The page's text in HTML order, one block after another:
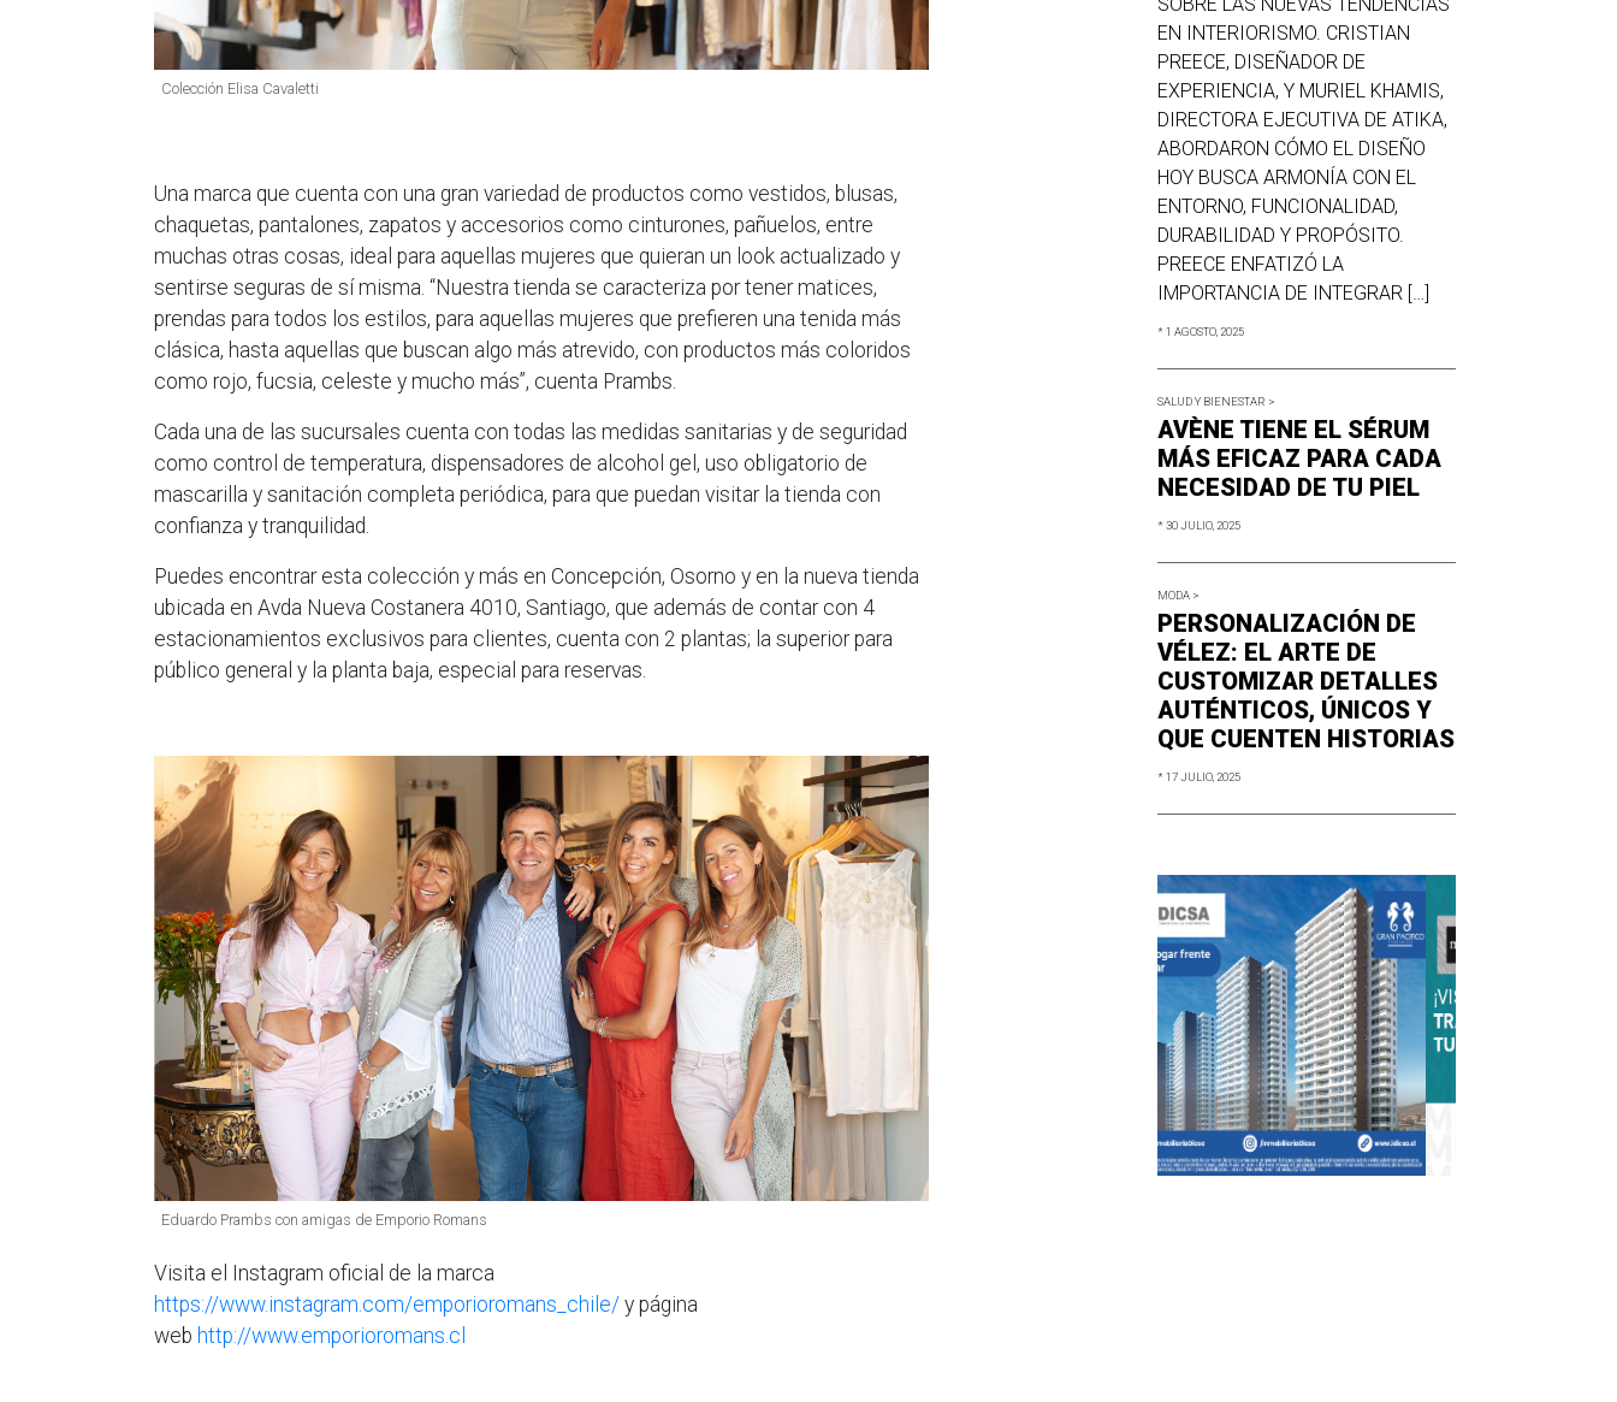
Colección Elisa Cavaletti
Una marca que cuenta con una gran variedad de productos como vestidos, blusas,
chaquetas, pantalones, zapatos y accesorios como cinturones, pañuelos, entre
muchas otras cosas, ideal para aquellas mujeres que quieran un look actualizado y
sentirse seguras de sí misma. “Nuestra tienda se caracteriza por tener matices,
prendas para todos los estilos, para aquellas mujeres que prefieren una tenida más
clásica, hasta aquellas que buscan algo más atrevido, con productos más coloridos
como rojo, fucsia, celeste y mucho más”, cuenta Prambs.
Cada una de las sucursales cuenta con todas las medidas sanitarias y de seguridad
como control de temperatura, dispensadores de alcohol gel, uso obligatorio de
mascarilla y sanitación completa periódica, para que puedan visitar la tienda con
confianza y tranquilidad.
Puedes encontrar esta colección y más en Concepción, Osorno y en la nueva tienda
ubicada en Avda Nueva Costanera 4010, Santiago, que además de contar con 4
estacionamientos exclusivos para clientes, cuenta con 2 plantas; la superior para
público general y la planta baja, especial para reservas.
Eduardo Prambs con amigas de Emporio Romans
Visita el Instagram oficial de la marca
https://www.instagram.com/emporioromans_chile/ y página
web http://www.emporioromans.cl
EN INTERIORISMO. CRISTIAN
PREECE, DISEÑADOR DE
EXPERIENCIA, Y MURIEL KHAMIS,
DIRECTORA EJECUTIVA DE ATIKA,
ABORDARON CÓMO EL DISEÑO
HOY BUSCA ARMONÍA CON EL
ENTORNO, FUNCIONALIDAD,
DURABILIDAD Y PROPÓSITO.
PREECE ENFATIZÓ LA
IMPORTANCIA DE INTEGRAR […]
* 1 AGOSTO, 2025
SALUD Y BIENESTAR >
AVÈNE TIENE EL SÉRUM
MÁS EFICAZ PARA CADA
NECESIDAD DE TU PIEL
* 30 JULIO, 2025
MODA >
PERSONALIZACIÓN DE
VÉLEZ: EL ARTE DE
CUSTOMIZAR DETALLES
AUTÉNTICOS, ÚNICOS Y
QUE CUENTEN HISTORIAS
* 17 JULIO, 2025